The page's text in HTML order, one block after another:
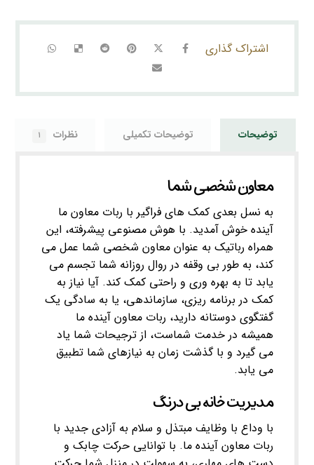
توضیحات توضیحات تکمیلی نظرات ۱
معاون شخصی شما
به نسل بعدی کمک های فراگیر با ربات معاون ما
آینده خوش آمدید. با هوش مصنوعی پیشرفته، این
همراه رباتیک به عنوان معاون شخصی شما عمل می
کند، به طور بی وقفه در روال روزانه شما تجسم می
یابد تا به بهره وری و راحتی کمک کند. آیا نیاز به
کمک در برنامه ریزی، سازماندهی، یا به سادگی یک
گفتگوی دوستانه دارید، ربات معاون آینده ما
همیشه در خدمت شماست، از ترجیحات شما یاد
می گیرد و با گذشت زمان به نیازهای شما تطبیق
می یابد.
مدیریت خانه بی درنگ
با وداع با وظایف مبتذل و سلام به آزادی جدید با
ربات معاون آینده ما. با توانایی حرکت چابک و